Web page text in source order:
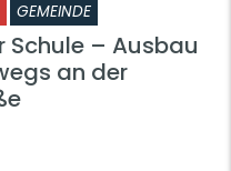
GEMEINDE
Schule – Ausbau
an der